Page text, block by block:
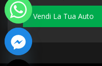
Vendi La Tua Auto